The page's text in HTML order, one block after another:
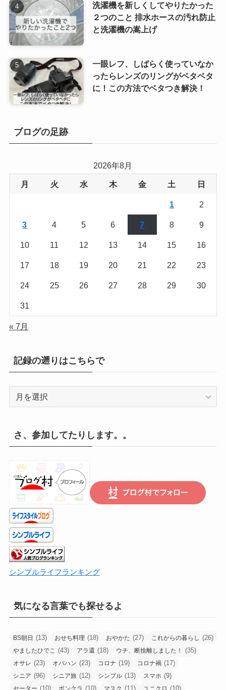
洗濯機を新しくしてやりたかった
２つのこと 排水ホースの汚れ防止
と洗濯機の嵩上げ
一眼レフ、しばらく使っていなか
ったらレンズのリングがベタベタ
に！この方法でベタつき解決！
ブログの足跡
2026年8月
月 火 水 木 金 土 日
1 2
3 4 5 6 7 8 9
10 11 12 13 14 15 16
17 18 19 20 21 22 23
24 25 26 27 28 29 30
31
« 7月
記録の遡りはこちらで
り
こ
ち
ら
で
さ、参加してたりします。。
シンプルライフランキング
気になる言葉でも探せるよ
BS朝日 (13) おせち料理 (18) おやかた (27) これからの暮らし (26)
やましたひでこ (43) アラ還 (18) ウチ、断捨離しました！ (35)
オサレ (23) オバハン (23) コロナ (19) コロナ禍 (17)
シニア (96) シニア旅 (12) シンプル (13) スマホ (9)
セーター (10) ボンクラ (10) マスク (11) ユニクロ (10)